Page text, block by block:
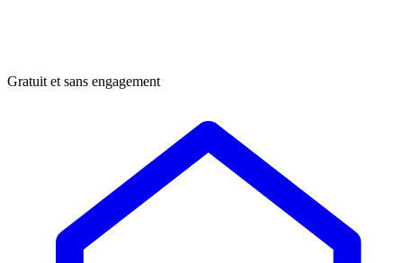
Gratuit et sans engagement